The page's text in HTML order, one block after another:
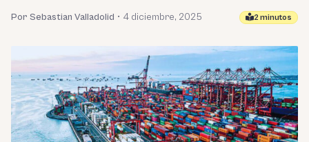
Por Sebastian Valladolid • 4 diciembre, 2025 2 minutos